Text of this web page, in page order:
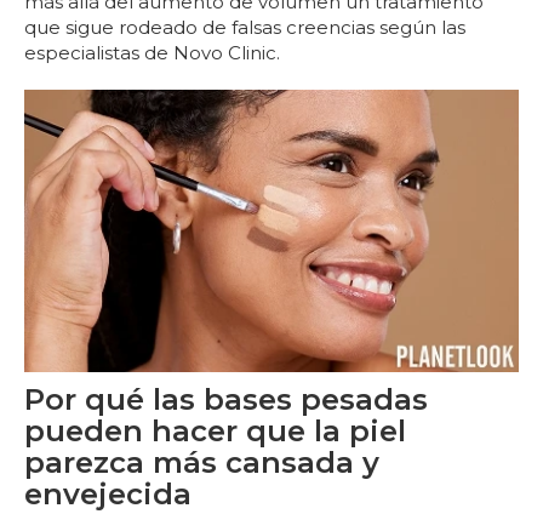
que sigue rodeado de falsas creencias según las
especialistas de Novo Clinic.
Por qué las bases pesadas
pueden hacer que la piel
parezca más cansada y
envejecida